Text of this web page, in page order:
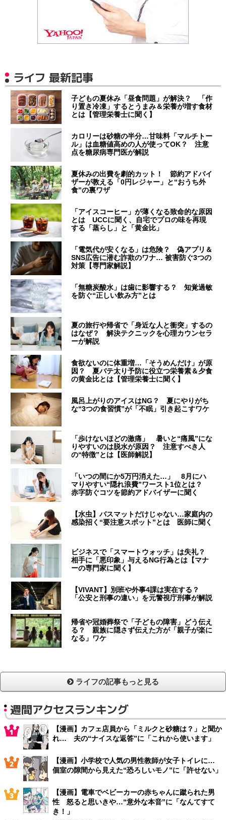
ライフ 最新記事
子どもの夏休み「昼食問題」が解決？ 「作
り置き冷凍」するとうまみ＆栄養が増す食材
とは【管理栄養士に聞く】
カロリーは砂糖の半分…甘味料「マルチトー
ル」は血糖値高めの人が使ってOK？ 注意
点を糖尿病専門医が解説
夏休みの出費を劇的カット！ 節約アドバイ
ザーが教える「0円レジャー」と“おうち外
食”の裏ワザ
「アイスコーヒー」が薄くなる致命的な原因
とは UCCに聞く、自宅でプロの味を再現
する「蒸らし」と「黄金比」
「電気代が安くなる」は危険？ 偽アプリ＆
SNS広告に潜む詐欺のワナ… 被害防ぐ3つの
対策【専門家解説】
「無糖炭酸水」は歯に影響する？ 知覚過敏
を防ぐ“正しい飲み方”とは
夏の旅行や帰省で「身近な人と衝突」するの
はなぜ？ 解決テクニックを心理カウンセラ
ーが解説
食欲ないのに体重増…「そうめんだけ」が原
因？ 夏バテ太り予防に役立つ栄養素＆夕食
の黄金比とは【管理栄養士に聞く】
風呂上がりのアイスはNG？ 夏にやりがち
な“3つの食習慣”が「不眠」引き起こすワケ
「歩けないほどの激痛」 暑いと“痛風”にな
りやすいのは脱水が原因？ 注意すべき人
の“特徴”とは【医師解説】
「いつの間にか5万円消えた…」 8月にハ
マりやすい“隠れ浪費”ワースト1位とは？
赤字防ぐコツを節約アドバイザーに聞く
【水虫】バスマットだけじゃない…家庭内の
感染招く“要注意スポット”とは 医師に聞く
ビジネスで「スマートウォッチ」は失礼？
相手に「悪印象」与えるNG行為とは【マナ
ーの専門家に聞く】
【VIVANT】別班や外事4課は実在する？
「公安と刑事の違い」を元警視庁刑事が解説
帰省や冠婚葬祭で「子どもの障害」どう伝え
る？ 親族に隠さず伝えた方が「親子が楽に
なる」ワケ
ライフの記事もっと見る
週間アクセスランキング
【漫画】カフェ店員から「ミルクと砂糖は？」と聞か
れ… 夫の“ナイスな返答”に「これから使います」
【漫画】小学校で人気の男性教師が女子トイレに…
個室の隙間から見えた“恐ろしいモノ”に「許せない」
【漫画】電車でベビーカーの赤ちゃんに蹴られた男
性 怒ると思いきや…“意外な本音”に「なんてすて
き！」